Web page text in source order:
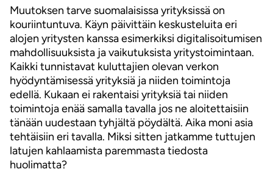
Muutoksen tarve suomalaisissa yrityksissä on
kouriintuntuva. Käyn päivittäin keskusteluita eri
alojen yritysten kanssa esimerkiksi digitalisoitumisen
mahdollisuuksista ja vaikutuksista yritystoimintaan.
Kaikki tunnistavat kuluttajien olevan verkon
hyödyntämisessä yrityksiä ja niiden toimintoja
edellä. Kukaan ei rakentaisi yrityksiä tai niiden
toimintoja enää samalla tavalla jos ne aloitettaisiin
tänään uudestaan tyhjältä pöydältä. Aika moni asia
tehtäisiin eri tavalla. Miksi sitten jatkamme tuttujen
latujen kahlaamista paremmasta tiedosta
huolimatta?